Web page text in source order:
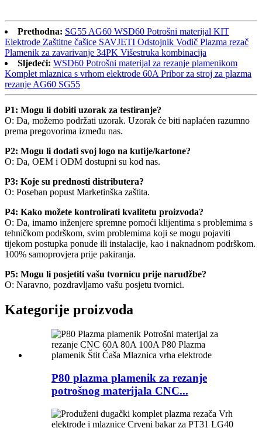
Prethodna: SG55 AG60 WSD60 Potrošni materijal KIT
Elektrode Zaštitne čašice SAVJETI Odstojnik Vodič Plazma rezač
Plamenik za zavarivanje 34PK Višestruka kombinacija
Sljedeći: WSD60 Potrošni materijal za rezanje plamenikom
Komplet mlaznica s vrhom elektrode 60A Pribor za stroj za plazma
rezanje AG60 SG55
P1: Mogu li dobiti uzorak za testiranje?
O: Da, možemo podržati uzorak. Uzorak će biti naplaćen razumno
prema pregovorima između nas.
P2: Mogu li dodati svoj logo na kutije/kartone?
O: Da, OEM i ODM dostupni su kod nas.
P3: Koje su prednosti distributera?
O: Poseban popust Marketinška zaštita.
P4: Kako možete kontrolirati kvalitetu proizvoda?
O: Da, imamo inženjere spremne pomoći klijentima s problemima s
tehničkom podrškom, svim problemima koji se mogu pojaviti
tijekom postupka ponude ili instalacije, kao i naknadnom podrškom.
100% samoprovjera prije pakiranja.
P5: Mogu li posjetiti vašu tvornicu prije narudžbe?
O: Naravno, pozdravljamo vašu posjetu tvornici.
Kategorije proizvoda
P80 plazma plamenik za rezanje
potrošnog materijala CNC...